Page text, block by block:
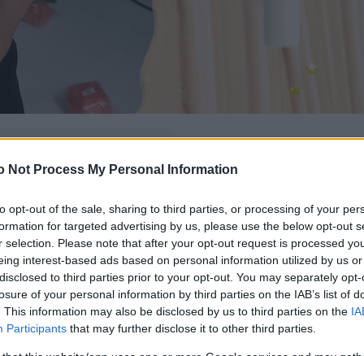
Not Process My Personal Information
opt-out of the sale, sharing to third parties, or processing of your
for targeted advertising by us, please use the below opt-out
selection. Please note that after your opt-out request is processed
interest-based ads based on personal information utilized by us
to third parties prior to your opt-out. You may separately
of your personal information by third parties on the IAB’s list of
This information may also be disclosed by us to third parties on the
Participants that may further disclose it to other third parties.
πιο συχνά
Τα Χριστούγεννα και η
αναπνοής. Είσαι
τα gatherings των
στο νεσεσέρ
για τα Kylie
Jenner, τα οποία